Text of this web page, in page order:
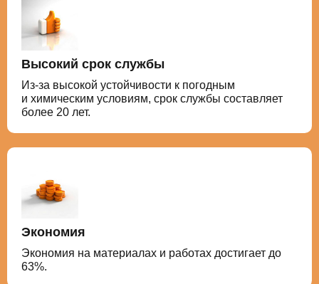
Высокий срок службы
Из-за высокой устойчивости к погодным
и химическим условиям, срок службы составляет
более 20 лет.
Экономия
Экономия на материалах и работах достигает до
63%.